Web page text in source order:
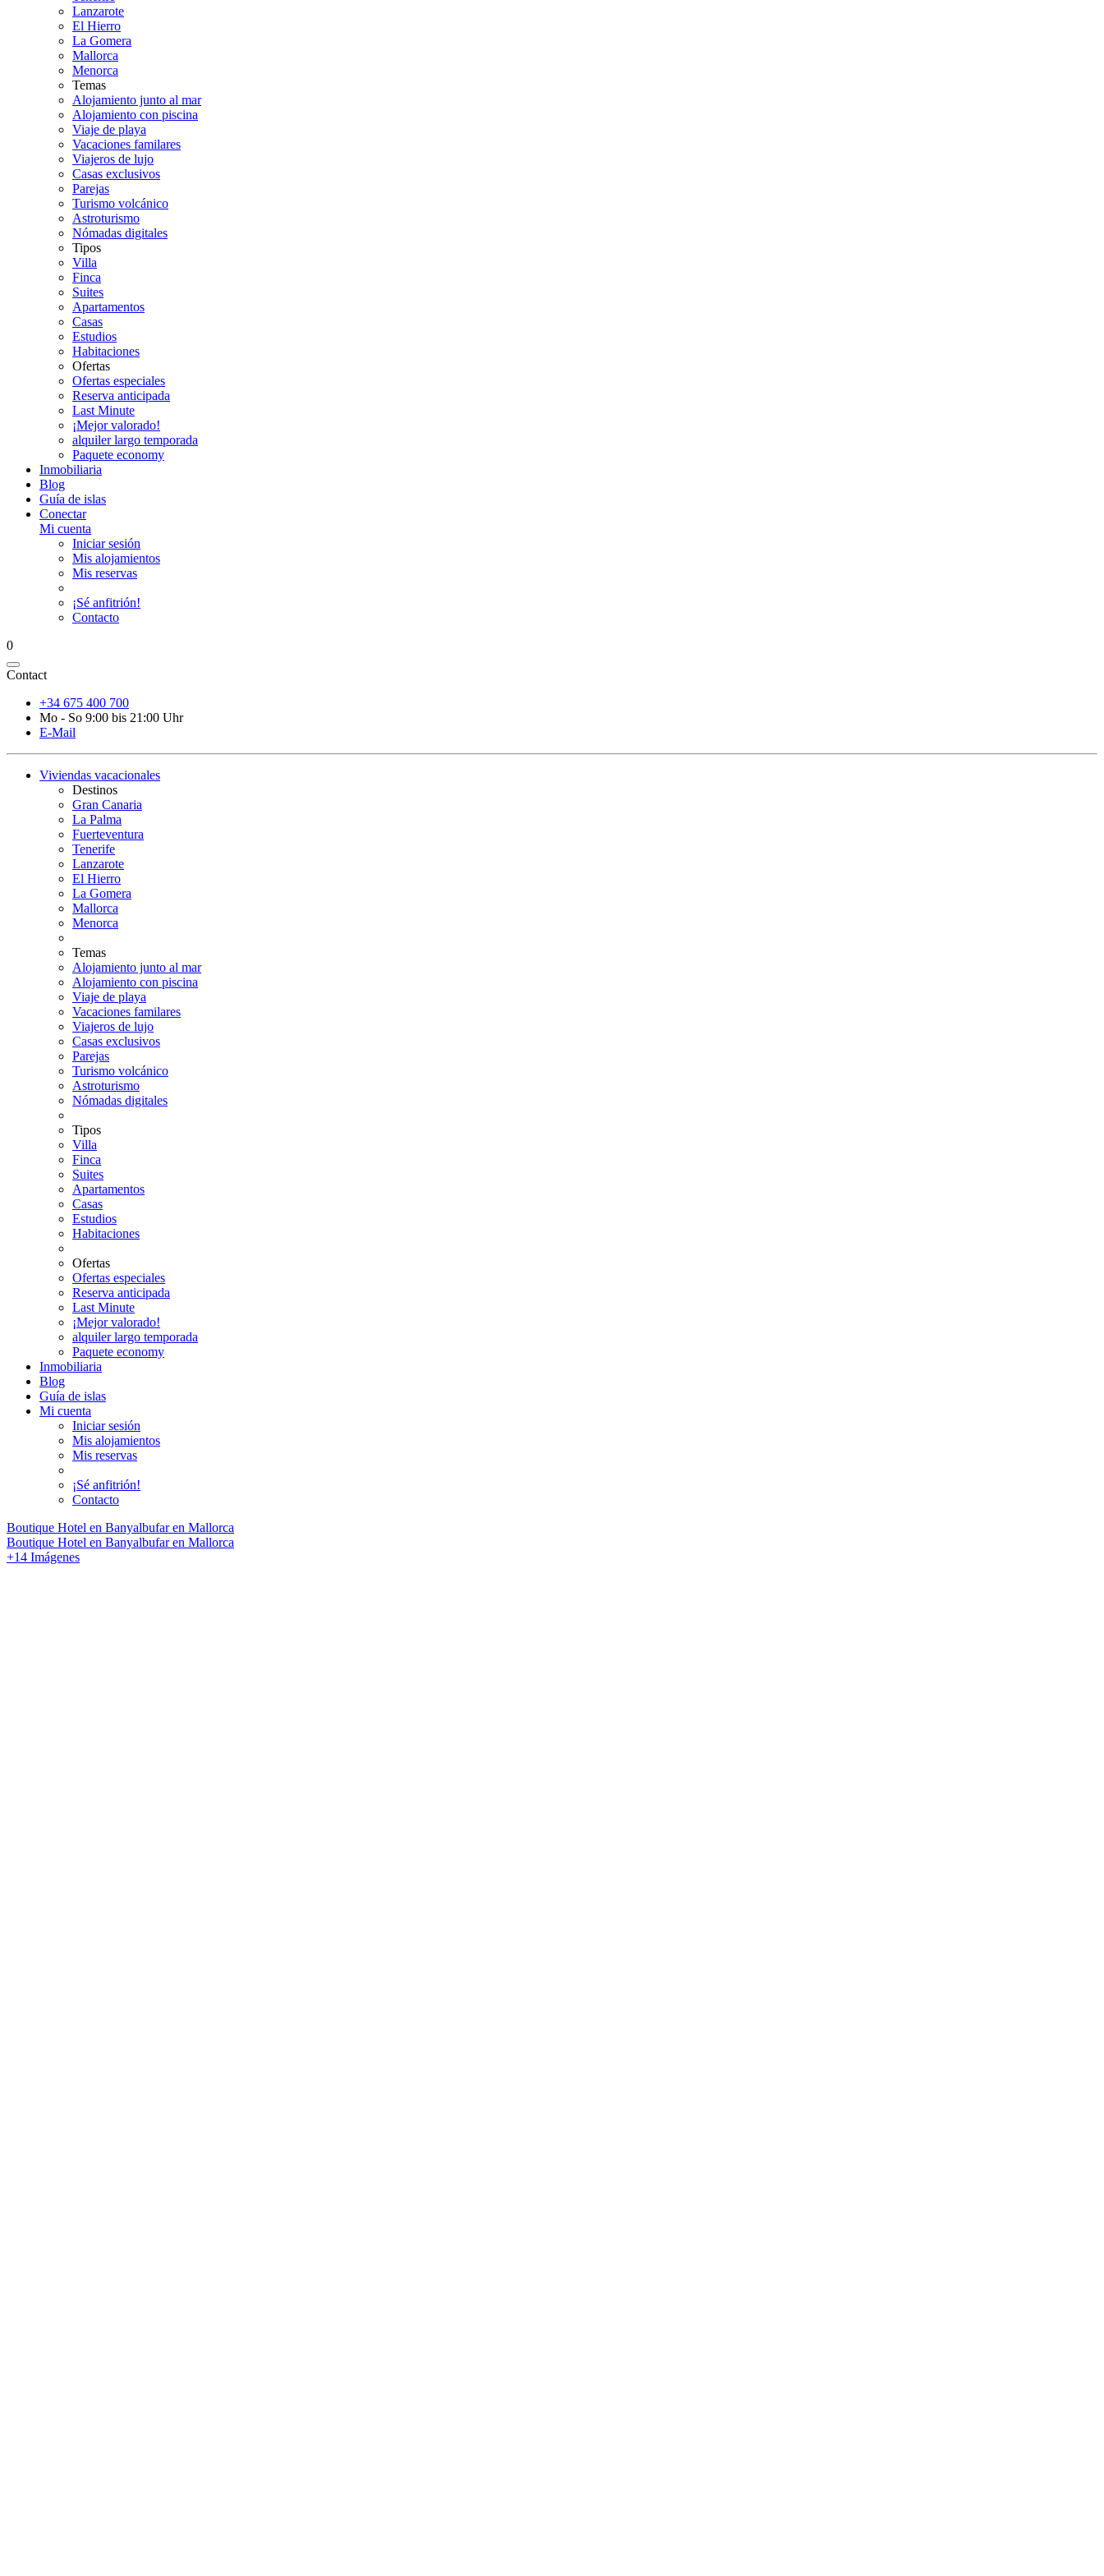
Lanzarote
El Hierro
La Gomera
Mallorca
Menorca
Temas
Alojamiento junto al mar
Alojamiento con piscina
Viaje de playa
Vacaciones familares
Viajeros de lujo
Casas exclusivos
Parejas
Turismo volcánico
Astroturismo
Nómadas digitales
Tipos
Villa
Finca
Suites
Apartamentos
Casas
Estudios
Habitaciones
Ofertas
Ofertas especiales
Reserva anticipada
Last Minute
¡Mejor valorado!
alquiler largo temporada
Paquete economy
Inmobiliaria
Blog
Guía de islas
Conectar
Mi cuenta
Iniciar sesión
Mis alojamientos
Mis reservas
¡Sé anfitrión!
Contacto
0
Contact
+34 675 400 700
Mo - So 9:00 bis 21:00 Uhr
E-Mail
Viviendas vacacionales
Destinos
Gran Canaria
La Palma
Fuerteventura
Tenerife
Lanzarote
El Hierro
La Gomera
Mallorca
Menorca
Temas
Alojamiento junto al mar
Alojamiento con piscina
Viaje de playa
Vacaciones familares
Viajeros de lujo
Casas exclusivos
Parejas
Turismo volcánico
Astroturismo
Nómadas digitales
Tipos
Villa
Finca
Suites
Apartamentos
Casas
Estudios
Habitaciones
Ofertas
Ofertas especiales
Reserva anticipada
Last Minute
¡Mejor valorado!
alquiler largo temporada
Paquete economy
Inmobiliaria
Blog
Guía de islas
Mi cuenta
Iniciar sesión
Mis alojamientos
Mis reservas
¡Sé anfitrión!
Contacto
Boutique Hotel en Banyalbufar en Mallorca
Boutique Hotel en Banyalbufar en Mallorca
+14 Imágenes